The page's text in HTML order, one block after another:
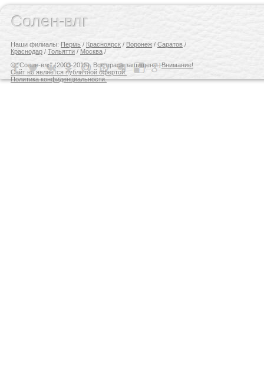
Солен-влг
Наши филиалы: Пермь / Красноярск / Воронеж / Саратов /
Краснодар / Тольятти / Москва /
© "Солен-влг" (2003-2015). Все права защищены.Внимание!
Сайт не является публичной офертой.
Политика конфиденциальности.